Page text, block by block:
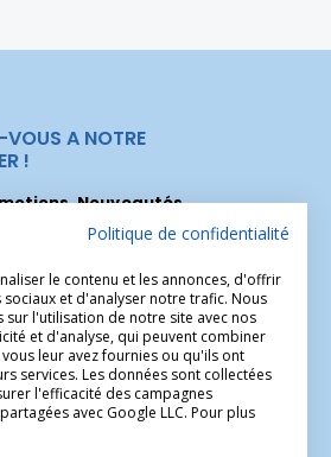
VOUS A NOTRE
!
Nouveautés...
maintenant pour recevoir
offres.
Politique de confidentialité
le contenu et les annonces, d'offrir
et d'analyser notre trafic. Nous
l'utilisation de notre site avec nos
et d'analyse, qui peuvent combiner
leur avez fournies ou qu'ils ont
services. Les données sont collectées
l'efficacité des campagnes
avec Google LLC. Pour plus